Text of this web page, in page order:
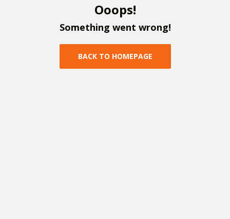
Ooops!
Something went wrong!
BACK TO HOMEPAGE